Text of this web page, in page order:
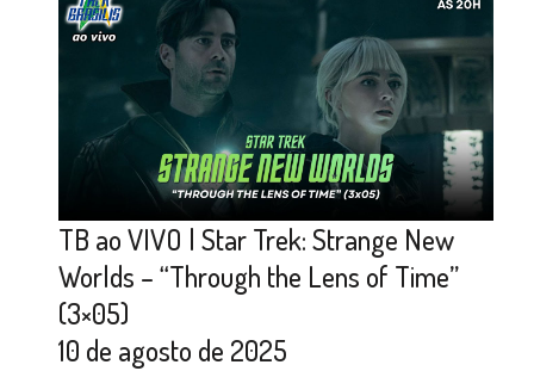
TB ao VIVO | Star Trek: Strange New
Worlds – “Through the Lens of Time”
(3×05)
10 de agosto de 2025